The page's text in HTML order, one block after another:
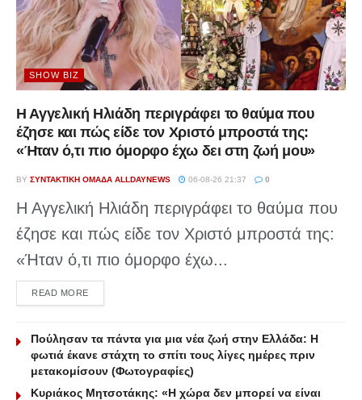
SHOW BIZ
Η Αγγελική Ηλιάδη περιγράφει το θαύμα που
έζησε και πώς είδε τον Χριστό μπροστά της:
«Ήταν ό,τι πιο όμορφο έχω δει στη ζωή μου»
BY ΣΥΝΤΑΚΤΙΚΉ ΟΜΆΔΑ ALLDAYNEWS 06-08-26 21:37 0
Η Αγγελική Ηλιάδη περιγράφει το θαύμα που
έζησε και πώς είδε τον Χριστό μπροστά της:
«Ήταν ό,τι πιο όμορφο έχω...
READ MOREDETAILS
Πούλησαν τα πάντα για μια νέα ζωή στην Ελλάδα: Η
φωτιά έκανε στάχτη το σπίτι τους λίγες ημέρες πριν
μετακομίσουν (Φωτογραφίες)
Κυριάκος Μητσοτάκης: «Η χώρα δεν μπορεί να είναι